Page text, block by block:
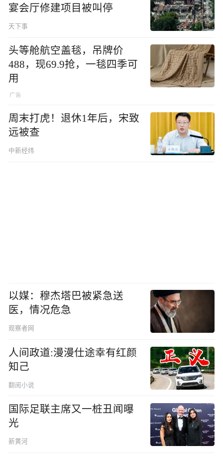
宴会厅修建项目被叫停
天下事
头等舱航空盖毯，吊牌价
488，现69.9抢，一毯四季可
用
周末打虎！退休1年后，宋致
远被查
中新经纬
以媒：穆杰塔巴被紧急送
医，情况危急
观察者网
人间政道:漫漫仕途幸有红颜
知己
翻阅小说
国际足联主席又一桩丑闻曝
光
新黄河